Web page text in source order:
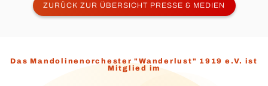
ZURÜCK ZUR ÜBERSICHT PRESSE & MEDIEN
Das Mandolinenorchester "Wanderlust" 1919 e.V. ist
Mitglied im